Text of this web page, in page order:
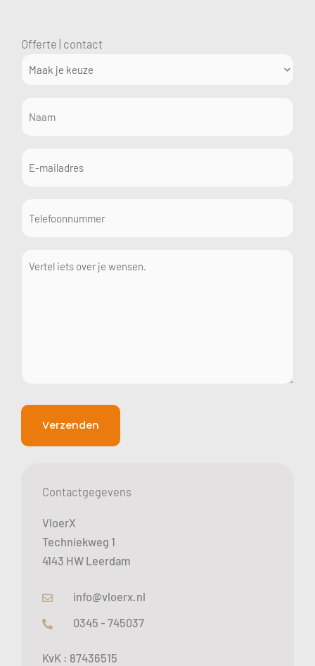
Offerte | contact
mailadres
Contactgegevens
VloerX
Techniekweg 1
4143 HW Leerdam
info@vloerx.nl
0345 - 745037
KvK : 87436515